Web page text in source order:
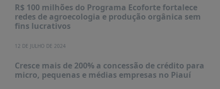
NOTÍCIAS
ABDE-
PRÊMIO
ABDE
R$ 100 milhões do Programa Ecoforte fortalece
redes de agroecologia e produção orgânica sem
fins lucrativos
12 DE JULHO DE 2024
Cresce mais de 200% a concessão de crédito para
micro, pequenas e médias empresas no Piauí